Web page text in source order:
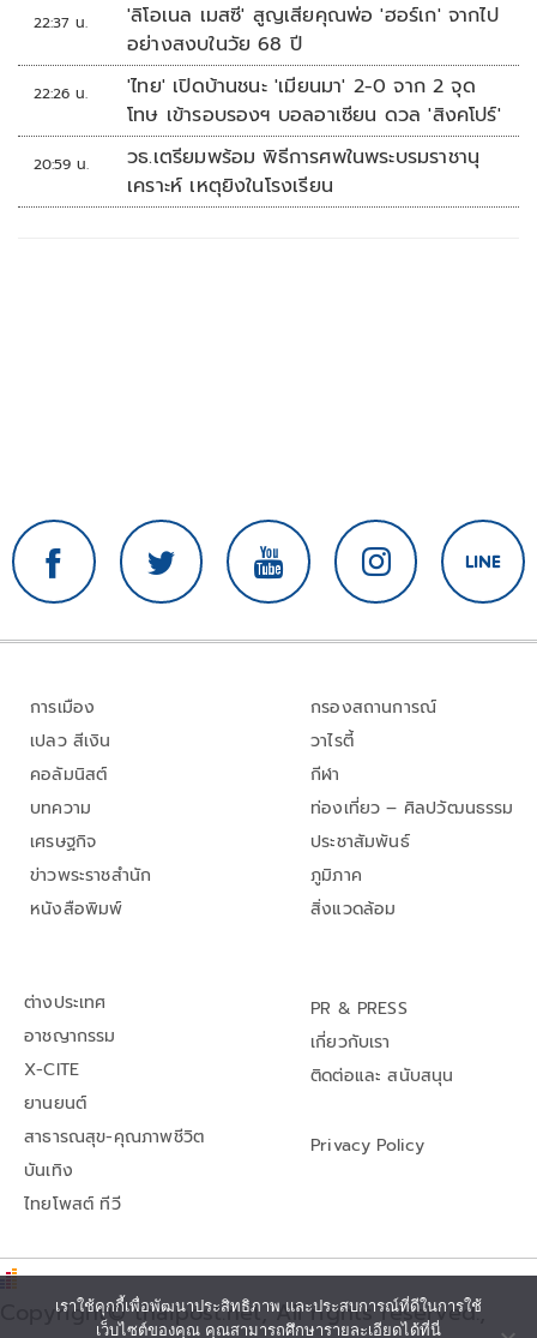
22:37 น.
'ลิโอเนล เมสซี' สูญเสียคุณพ่อ 'ฮอร์เก' จากไป
อย่างสงบในวัย 68 ปี
22:26 น.
'ไทย' เปิดบ้านชนะ 'เมียนมา' 2-0 จาก 2 จุด
โทษ เข้ารอบรองฯ บอลอาเซียน ดวล 'สิงคโปร์'
20:59 น.
วธ.เตรียมพร้อม พิธีการศพในพระบรมราชานุ
เคราะห์ เหตุยิงในโรงเรียน
การเมือง
เปลว สีเงิน
คอลัมนิสต์
บทความ
เศรษฐกิจ
ข่าวพระราชสำนัก
หนังสือพิมพ์
กรองสถานการณ์
วาไรตี้
กีฬา
ท่องเที่ยว – ศิลปวัฒนธรรม
ประชาสัมพันธ์
ภูมิภาค
สิ่งแวดล้อม
ต่างประเทศ
อาชญากรรม
X-CITE
ยานยนต์
สาธารณสุข-คุณภาพชีวิต
บันเทิง
ไทยโพสต์ ทีวี
PR & PRESS
เกี่ยวกับเรา
ติดต่อและ สนับสนุน
Privacy Policy
Copyright© thaipost.net, All rights reserved.,
เราใช้คุกกี้เพื่อพัฒนาประสิทธิภาพ และประสบการณ์ที่ดีในการใช้
เว็บไซต์ของคุณ คุณสามารถศึกษารายละเอียดได้ที่นี่